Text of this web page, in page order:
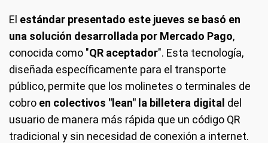
El estándar presentado este jueves se basó en
una solución desarrollada por Mercado Pago,
conocida como "QR aceptador". Esta tecnología,
diseñada específicamente para el transporte
público, permite que los molinetes o terminales de
cobro en colectivos "lean" la billetera digital del
usuario de manera más rápida que un código QR
tradicional y sin necesidad de conexión a internet.